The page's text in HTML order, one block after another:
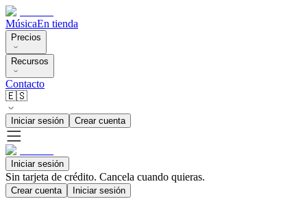
MúsicaEn tienda
Precios
Recursos
Contacto
🇪🇸
Iniciar sesión Crear cuenta
Iniciar sesión
Sin tarjeta de crédito. Cancela cuando quieras.
Crear cuenta Iniciar sesión